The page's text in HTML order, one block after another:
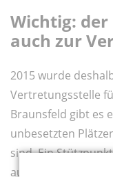
Wichtig:
auch zur
2015 wurde
Vertretungsstelle
Braunsfeld gibt es
unbesetzten
sind. Ein
ausfällt. „In ihrer